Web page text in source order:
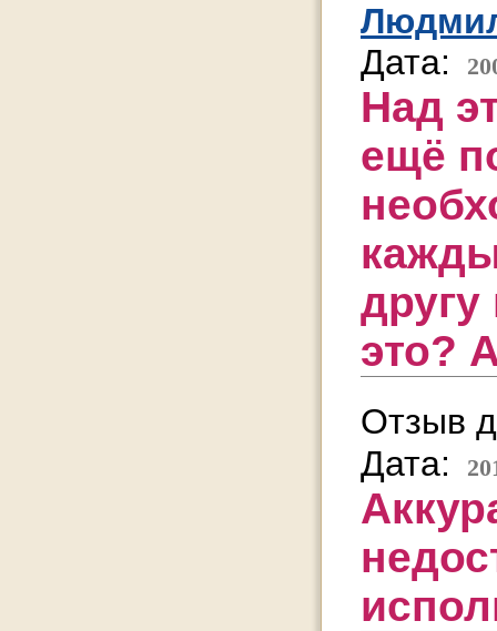
Дата:
Над
ещё
это?
Отзыв
Дата: